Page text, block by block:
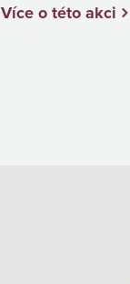
Více o této akci